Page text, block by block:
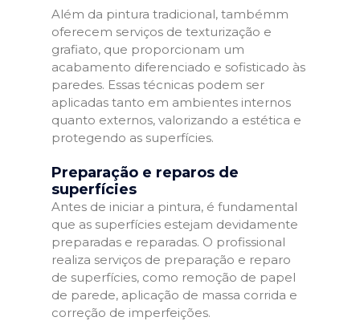
Além da pintura tradicional, tambémm
oferecem serviços de texturização e
grafiato, que proporcionam um
acabamento diferenciado e sofisticado às
paredes. Essas técnicas podem ser
aplicadas tanto em ambientes internos
quanto externos, valorizando a estética e
protegendo as superfícies.
Preparação e reparos de
superfícies
Antes de iniciar a pintura, é fundamental
que as superfícies estejam devidamente
preparadas e reparadas. O profissional
realiza serviços de preparação e reparo
de superfícies, como remoção de papel
de parede, aplicação de massa corrida e
correção de imperfeições.